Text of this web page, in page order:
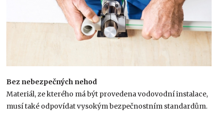
Bez nebezpečných nehod
Materiál, ze kterého má být provedena vodovodní instalace,
musí také odpovídat vysokým bezpečnostním standardům.